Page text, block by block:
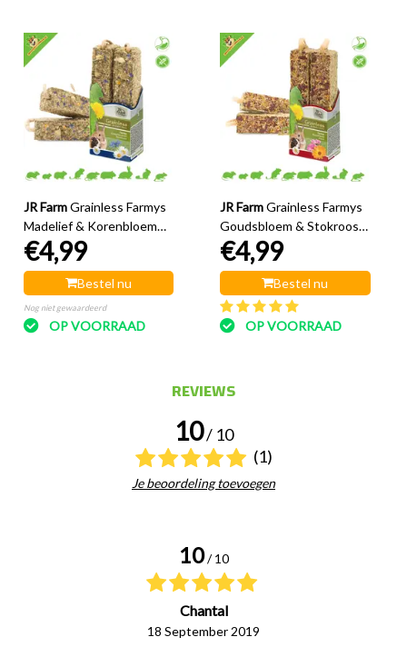
JR Farm Grainless Farmys
Madelief & Korenbloem
Sticks
€4,99
Bestel nu
Nog niet gewaardeerd
OP VOORRAAD
JR FarmGrainless Farmys
Goudsbloem & Stokroos
Sticks
€4,99
Bestel nu
OP VOORRAAD
REVIEWS
10/ 10
(1)
Je beoordeling toevoegen
10 / 10
Chantal
18 September 2019